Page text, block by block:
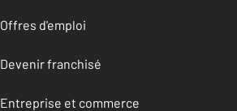
Offres d'emploi
Devenir franchisé
Entreprise et commerce